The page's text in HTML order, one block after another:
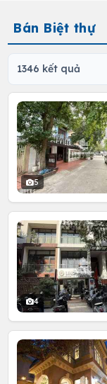
Bán Biệt thự
1346 kết quả
5
4